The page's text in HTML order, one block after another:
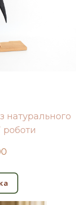
натурального
роботи